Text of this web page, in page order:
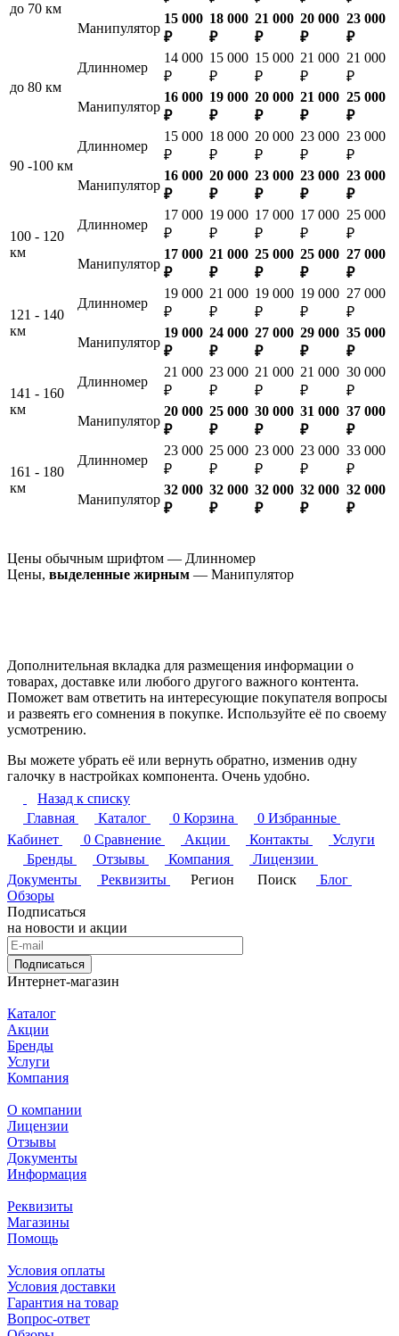
до 70 км
Манипулятор
15 000
₽
18 000
₽
21 000
₽
20 000
₽
23 000
₽
до 80 км
Длинномер
14 000
₽
15 000
₽
15 000
₽
21 000
₽
21 000
₽
Манипулятор
16 000
₽
19 000
₽
20 000
₽
21 000
₽
25 000
₽
90 -100 км
Длинномер
15 000
₽
18 000
₽
20 000
₽
23 000
₽
23 000
₽
Манипулятор
16 000
₽
20 000
₽
23 000
₽
23 000
₽
23 000
₽
100 - 120
км
Длинномер
17 000
₽
19 000
₽
17 000
₽
17 000
₽
25 000
₽
Манипулятор
17 000
₽
21 000
₽
25 000
₽
25 000
₽
27 000
₽
121 - 140
км
Длинномер
19 000
₽
21 000
₽
19 000
₽
19 000
₽
27 000
₽
Манипулятор
19 000
₽
24 000
₽
27 000
₽
29 000
₽
35 000
₽
141 - 160
км
Длинномер
21 000
₽
23 000
₽
21 000
₽
21 000
₽
30 000
₽
Манипулятор
20 000
₽
25 000
₽
30 000
₽
31 000
₽
37 000
₽
161 - 180
км
Длинномер
23 000
₽
25 000
₽
23 000
₽
23 000
₽
33 000
₽
Манипулятор
32 000
₽
32 000
₽
32 000
₽
32 000
₽
32 000
₽
Цены обычным шрифтом — Длинномер
Цены, выделенные жирным — Манипулятор
Дополнительная вкладка для размещения информации о
товарах, доставке или любого другого важного контента.
Поможет вам ответить на интересующие покупателя вопросы
и развеять его сомнения в покупке. Используйте её по своему
усмотрению.
Вы можете убрать её или вернуть обратно, изменив одну
галочку в настройках компонента. Очень удобно.
Назад к списку
Главная
Каталог 0 Корзина 0 Избранные
Кабинет
0 Сравнение Акции Контакты
Услуги
Бренды
Отзывы Компания
Лицензии
Документы
Реквизиты Регион Поиск
Блог
Обзоры
Подписаться
на новости и акции
Подписаться
Интернет-магазин
Каталог
Акции
Бренды
Услуги
Компания
О компании
Лицензии
Отзывы
Документы
Информация
Реквизиты
Магазины
Помощь
Условия оплаты
Условия доставки
Гарантия на товар
Вопрос-ответ